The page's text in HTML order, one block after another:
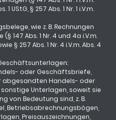
1 UStG, § 257 Abs. 1 Nr. 1 i.V.m.
wie z. B. Rechnungen
147 Abs. 1 Nr. 4 und 4a i.V.m.
§ 257 Abs. 1 Nr. 4 i.V.m. Abs. 4
oder Geschäftsbriefe,
abgesandten Handels- oder
Unterlagen, soweit sie
von Bedeutung sind, z. B.
Betriebsabrechnungsbögen,
Preisauszeichnungen,